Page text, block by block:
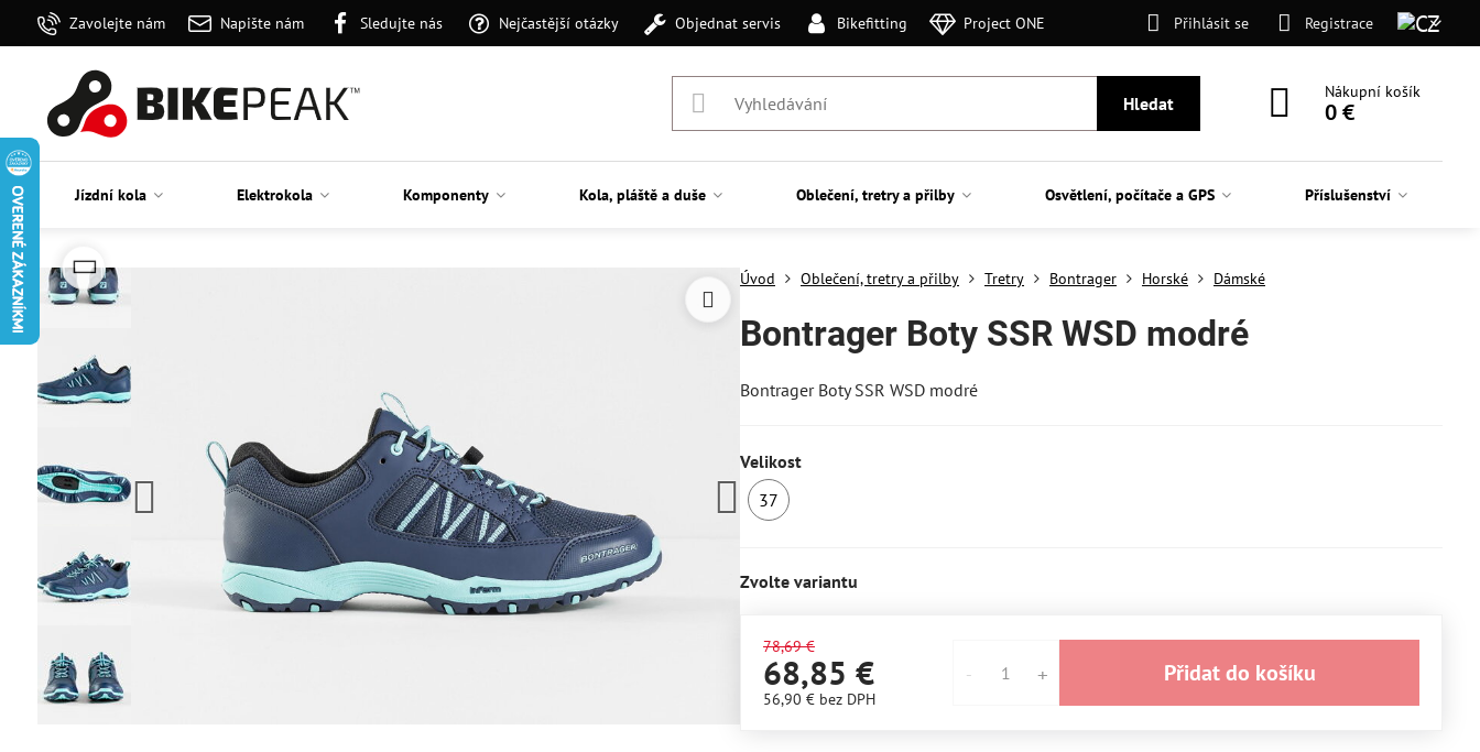
Zavolejte nám Napište nám Sledujte nás Nejčastější otázky Objednat servis Bikefitting Project ONE Přihlásit se Registrace
Hledat
Nákupní košík
0 €
Jízdní kola Elektrokola Komponenty Kola, pláště a duše Oblečení, tretry a přilby Osvětlení, počítače a GPS Příslušenství
Úvod Oblečení, tretry a přilby Tretry Bontrager Horské Dámské
Bontrager Boty SSR WSD modré
Bontrager Boty SSR WSD modré
Velikost
37
Zvolte variantu
78,69 €
68,85 €
56,90 € bez DPH
Přidat do košíku